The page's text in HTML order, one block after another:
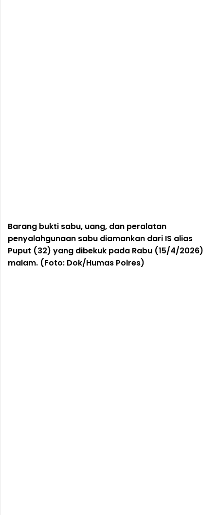
Barang bukti sabu, uang, dan peralatan
penyalahgunaan sabu diamankan dari IS alias
Puput (32) yang dibekuk pada Rabu (15/4/2026)
malam. (Foto: Dok/Humas Polres)